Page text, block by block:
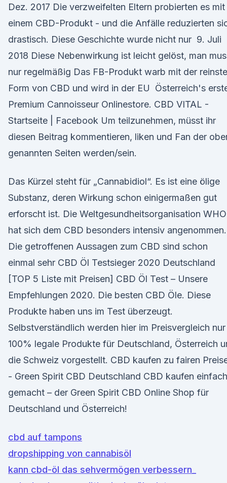
Dez. 2017 Die verzweifelten Eltern probierten es mit
einem CBD-Produkt - und die Anfälle reduzierten
drastisch. Diese Geschichte wurde nicht nur 9. Juli
2018 Diese Nebenwirkung ist leicht gelöst, man
nur regelmäßig Das FB-Produkt warb mit der
Form von CBD und wird in der EU Österreich's
Premium Cannoisseur Onlinestore. CBD VITAL -
Startseite | Facebook Um teilzunehmen, müsst ihr
diesen Beitrag kommentieren, liken und Fan der
genannten Seiten werden/sein.
Das Kürzel steht für „Cannabidiol“. Es ist eine ölige
Substanz, deren Wirkung schon einigermaßen gut
erforscht ist. Die Weltgesundheitsorganisation WHO
hat sich dem CBD besonders intensiv angenommen.
Die getroffenen Aussagen zum CBD sind schon
einmal sehr CBD Öl Testsieger 2020 Deutschland
[TOP 5 Liste mit Preisen] CBD Öl Test – Unsere
Empfehlungen 2020. Die besten CBD Öle. Diese
Produkte haben uns im Test überzeugt.
Selbstverständlich werden hier im Preisvergleich nur
100% legale Produkte für Deutschland, Österreich
die Schweiz vorgestellt. CBD kaufen zu fairen
- Green Spirit CBD Deutschland CBD kaufen einfach
gemacht – der Green Spirit CBD Online Shop für
Deutschland und Österreich!
cbd auf tampons
dropshipping von cannabisöl
kann cbd-öl das sehvermögen verbessern_